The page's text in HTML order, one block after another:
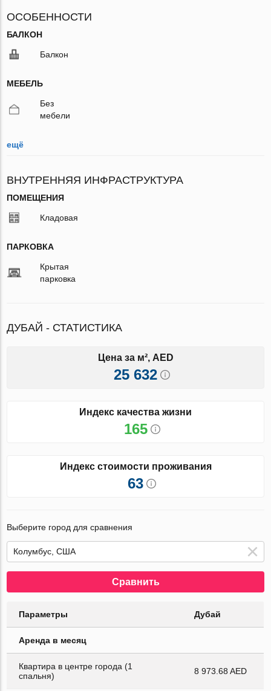
ОСОБЕННОСТИ
БАЛКОН
Балкон
МЕБЕЛЬ
Без
мебели
ещё
ВНУТРЕННЯЯ ИНФРАСТРУКТУРА
ПОМЕЩЕНИЯ
Кладовая
ПАРКОВКА
Крытая
парковка
ДУБАЙ - СТАТИСТИКА
Цена за м², AED
25 632
Индекс качества жизни
165
Индекс стоимости проживания
63
Выберите город для сравнения
Сравнить
Параметры Дубай
Аренда в месяц
Квартира в центре города (1
спальня)
8 973.68 AED